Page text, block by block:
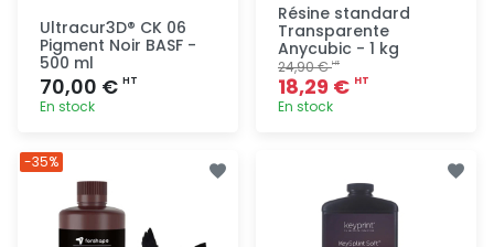
Ultracur3D® CK 06
Pigment Noir BASF -
500 ml
70,00 € HT
En stock
Résine standard
Transparente
Anycubic - 1 kg
24,90 €HT
18,29 € HT
En stock
-35%